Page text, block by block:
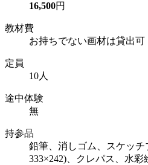
16,500円
教材費
お持ちでない画材は貸出可
定員
10人
途中体験
無
持参品
鉛筆、消しゴム、スケッチ
333×242)、クレパス、水